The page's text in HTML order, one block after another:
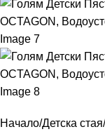
Начало Детска стая